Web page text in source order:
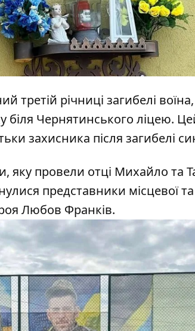
третій річниці загибелі
Чернятинського ліцею.
захисника після загибелі
яку провели отці Михайло та
представники місцевої
Любов Франків.